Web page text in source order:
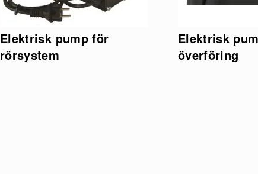
Elektrisk pump för
rörsystem
Elektrisk
överföring